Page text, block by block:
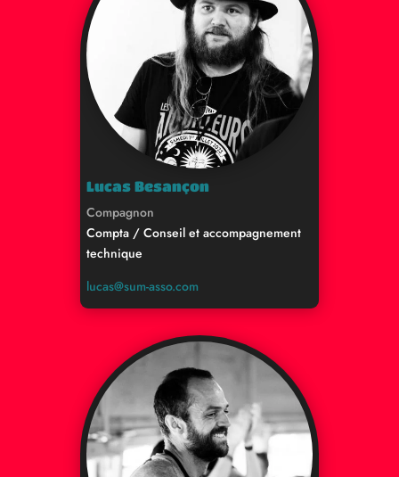
Lucas Besançon
Compagnon
Compta / Conseil et accompagnement
technique
lucas@sum-asso.com